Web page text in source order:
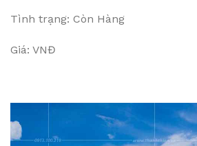
Tình trạng: Còn Hàng
Giá: VNĐ